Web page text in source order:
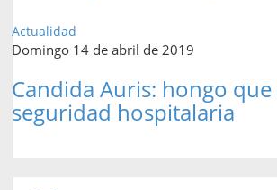
Actualidad
Domingo 14 de abril de 2019
Candida Auris: hongo que
seguridad hospitalaria